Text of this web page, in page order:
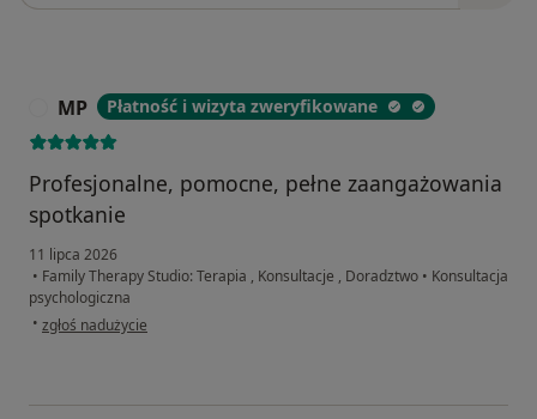
MP Płatność i wizyta zweryfikowane
Profesjonalne, pomocne, pełne zaangażowania
spotkanie
11 lipca 2026
• Family Therapy Studio: Terapia , Konsultacje , Doradztwo • Konsultacja
psychologiczna
• w opinii użytkownika MP
zgłoś nadużycie